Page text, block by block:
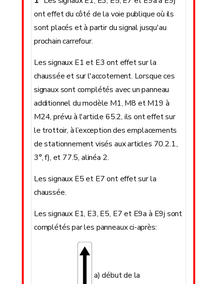
ont effet du côté de la voie publique où ils
sont placés et à partir du signal jusqu'au
prochain carrefour.
Les signaux E1 et E3 ont effet sur la
chaussée et sur l'accotement. Lorsque ces
signaux sont complétés avec un panneau
additionnel du modèle M1, M8 et M19 à
M24, prévu à l'article 65.2, ils ont effet sur
le trottoir, à l’exception des emplacements
de stationnement visés aux articles 70.2.1.,
3°, f), et 77.5, alinéa 2.
Les signaux E5 et E7 ont effet sur la
chaussée.
Les signaux E1, E3, E5, E7 et E9a à E9j sont
complétés par les panneaux ci-après:
a) début de la